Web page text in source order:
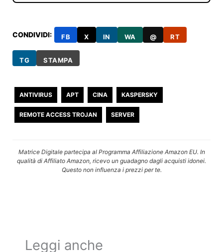
CONDIVIDI: FB X IN WA @ RT
TG STAMPA
ANTIVIRUS APT CINA KASPERSKY
REMOTE ACCESS TROJAN SERVER
Matrice Digitale partecipa al Programma Affiliazione Amazon EU. In
qualità di Affiliato Amazon, ricevo un guadagno dagli acquisti idonei.
Questo non influenza i prezzi per te.
Leggi anche